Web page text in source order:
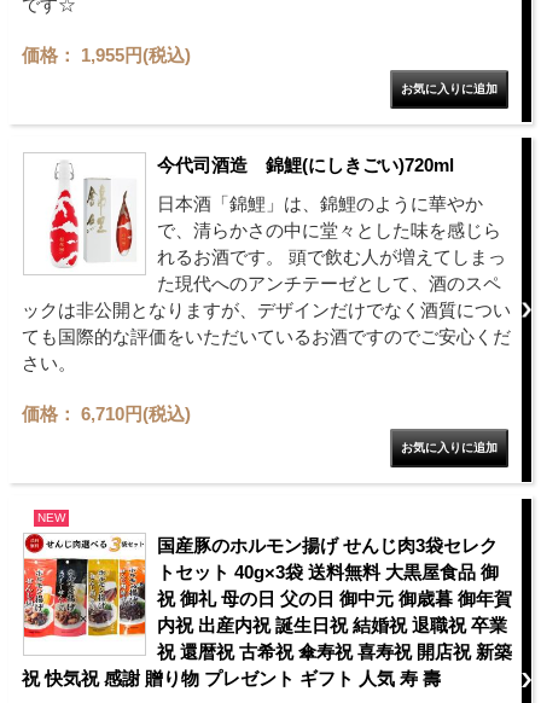
です☆
価格： 1,955円(税込)
今代司酒造 錦鯉(にしきごい)720ml
日本酒「錦鯉」は、錦鯉のように華やか
で、清らかさの中に堂々とした味を感じら
れるお酒です。 頭で飲む人が増えてしまっ
た現代へのアンチテーゼとして、酒のスペ
ックは非公開となりますが、デザインだけでなく酒質につい
ても国際的な評価をいただいているお酒ですのでご安心くだ
さい。
価格： 6,710円(税込)
NEW
国産豚のホルモン揚げ せんじ肉3袋セレク
トセット 40g×3袋 送料無料 大黒屋食品 御
祝 御礼 母の日 父の日 御中元 御歳暮 御年賀
内祝 出産内祝 誕生日祝 結婚祝 退職祝 卒業
祝 還暦祝 古希祝 傘寿祝 喜寿祝 開店祝 新築
祝 快気祝 感謝 贈り物 プレゼント ギフト 人気 寿 壽